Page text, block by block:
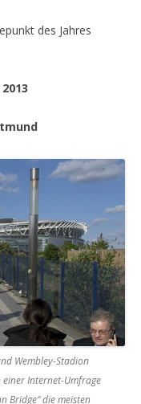
des Jahres
Wembley-Stadion
einer Internet-Umfrage
Bridge“ die meisten